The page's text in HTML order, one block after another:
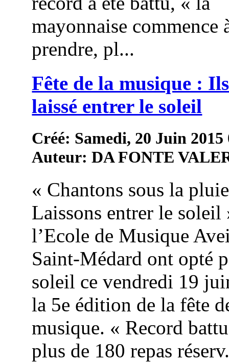
mayonnaise commence
prendre, pl...
Fête de la musique :
laissé entrer le soleil
Créé: Samedi, 20 Juin 2015
Auteur: DA FONTE
« Chantons sous la
Laissons entrer le soleil
l’Ecole de Musique
Saint-Médard ont opté
soleil ce vendredi 19
la 5e édition de la fête
musique. « Record
plus de 180 repas